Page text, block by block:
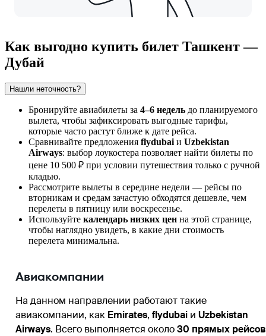
Как выгодно купить билет Ташкент —
Дубай
Нашли неточность?
Бронируйте авиабилеты за 4–6 недель до планируемого
вылета, чтобы зафиксировать выгодные тарифы,
которые часто растут ближе к дате рейса.
Сравнивайте предложения flydubai и Uzbekistan
Airways: выбор лоукостера позволяет найти билеты по
цене 10 500 ₽ при условии путешествия только с ручной
кладью.
Рассмотрите вылеты в середине недели — рейсы по
вторникам и средам зачастую обходятся дешевле, чем
перелеты в пятницу или воскресенье.
Используйте календарь низких цен на этой странице,
чтобы наглядно увидеть, в какие дни стоимость
перелета минимальна.
Авиакомпании
На данном направлении работают такие
авиакомпании, как Emirates, flydubai и Uzbekistan
Airways. Всего выполняется около30 прямых рейсов